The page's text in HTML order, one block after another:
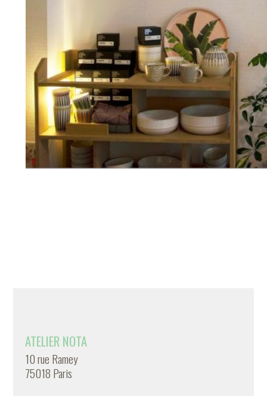
ATELIER NOTA
10 rue Ramey
75018 Paris